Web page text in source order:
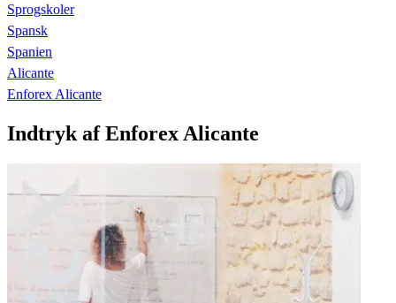
Sprogskoler
Spansk
Spanien
Alicante
Enforex Alicante
Indtryk af Enforex Alicante